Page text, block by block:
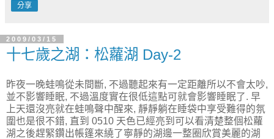
分享
2009/03/15
十七歲之湖：松蘿湖 Day-2
昨夜一晚蛙鳴從未間斷, 不過聽起來有一定距離所以不會太吵,
並不影響睡眠, 不過溫度實在很低這點可就會影響睡眠了. 早
上天還沒亮就在蛙鳴聲中醒來, 靜靜躺在睡袋中享受難得的氛
圍也是很不錯, 直到 0510 天色已經亮到可以看清楚整個松蘿
湖之後趕緊鑽出帳篷來繞了寧靜的湖邊一整圈欣賞美麗的湖